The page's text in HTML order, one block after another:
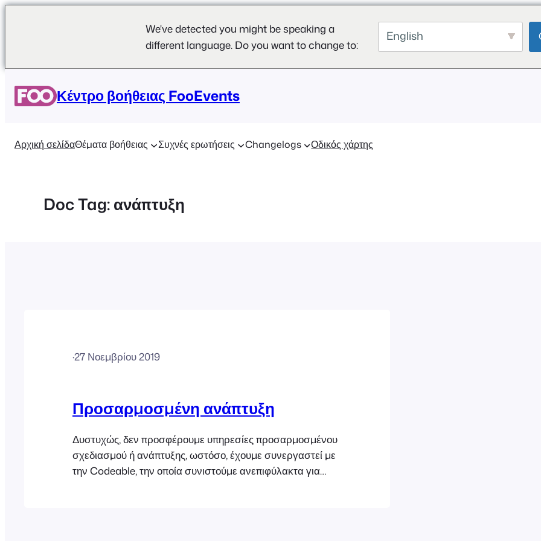
We've detected you might be speaking a
different language. Do you want to change to:
English
στο
περιεχόμενο
Κέντρο βοήθειας FooEvents
Αρχική σελίδαΘέματα βοήθειας Συχνές ερωτήσεις Changelogs Οδικός χάρτης
Doc Tag:ανάπτυξη
·27 Νοεμβρίου 2019
Προσαρμοσμένη ανάπτυξη
Δυστυχώς, δεν προσφέρουμε υπηρεσίες προσαρμοσμένου
σχεδιασμού ή ανάπτυξης, ωστόσο, έχουμε συνεργαστεί με
την Codeable, την οποία συνιστούμε ανεπιφύλακτα για